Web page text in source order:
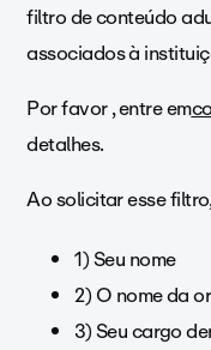
filtro de conteúdo
associados à
Por favor, entre em
detalhes.
Ao solicitar esse
1) Seu nome
2) O nome da
3) Seu cargo